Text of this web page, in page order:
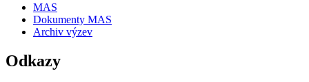
MAS
Dokumenty MAS
Archiv výzev
Odkazy